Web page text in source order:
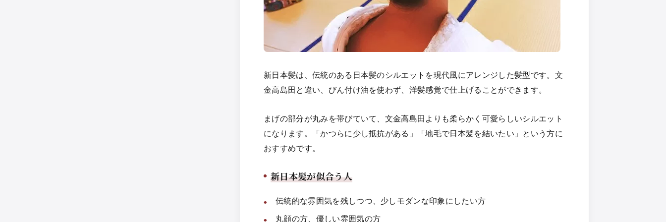
新日本髪は、伝統のある日本髪のシルエットを現代風にアレンジした髪型です。文
金高島田と違い、びん付け油を使わず、洋髪感覚で仕上げることができます。
まげの部分が丸みを帯びていて、文金高島田よりも柔らかく可愛らしいシルエット
になります。「かつらに少し抵抗がある」「地毛で日本髪を結いたい」という方に
おすすめです。
新日本髪が似合う人
伝統的な雰囲気を残しつつ、少しモダンな印象にしたい方
丸顔の方、優しい雰囲気の方